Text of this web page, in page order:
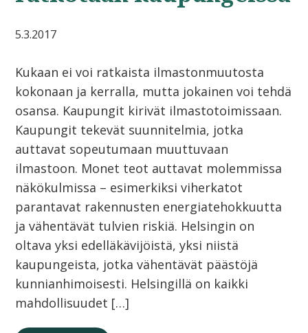
5.3.2017
Kukaan ei voi ratkaista ilmastonmuutosta
kokonaan ja kerralla, mutta jokainen voi tehdä
osansa. Kaupungit kirivät ilmastotoimissaan.
Kaupungit tekevät suunnitelmia, jotka
auttavat sopeutumaan muuttuvaan
ilmastoon. Monet teot auttavat molemmissa
näkökulmissa – esimerkiksi viherkatot
parantavat rakennusten energiatehokkuutta
ja vähentävät tulvien riskiä. Helsingin on
oltava yksi edelläkävijöistä, yksi niistä
kaupungeista, jotka vähentävät päästöjä
kunnianhimoisesti. Helsingillä on kaikki
mahdollisuudet […]